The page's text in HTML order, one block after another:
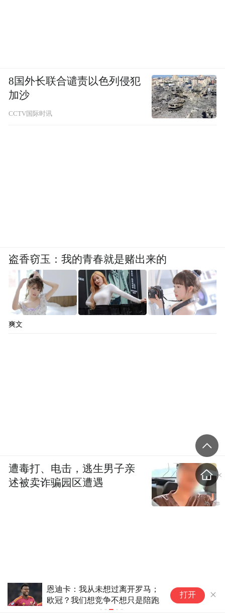
恩迪卡：我从未想过离开罗马；
欧冠？我们想竞争不想只是陪跑
打开
8国外长联合谴责以色列侵犯
加沙
CCTV国际时讯
盗香窃玉：我的青春就是赌出来的
爽文
遭毒打、电击，逃生男子亲
述被卖诈骗园区遭遇